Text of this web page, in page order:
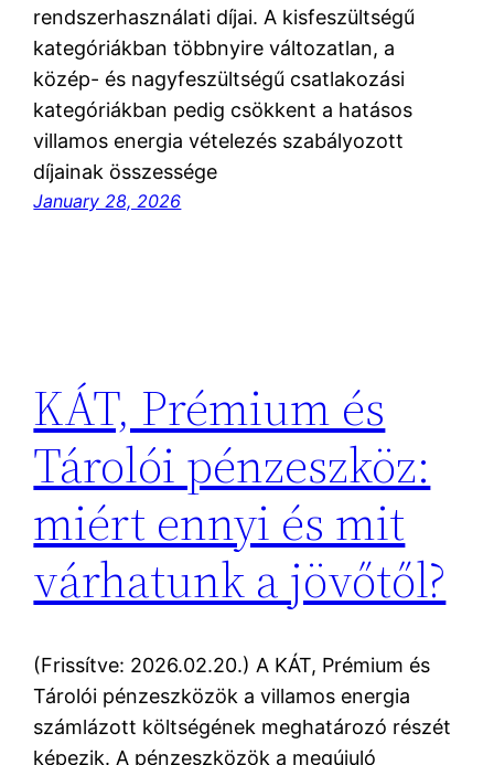
rendszerhasználati díjai. A kisfeszültségű
kategóriákban többnyire változatlan, a
közép- és nagyfeszültségű csatlakozási
kategóriákban pedig csökkent a hatásos
villamos energia vételezés szabályozott
díjainak összessége
January 28, 2026
KÁT, Prémium és
Tárolói pénzeszköz:
miért ennyi és mit
várhatunk a jövőtől?
(Frissítve: 2026.02.20.) A KÁT, Prémium és
Tárolói pénzeszközök a villamos energia
számlázott költségének meghatározó részét
képezik. A pénzeszközök a megújuló